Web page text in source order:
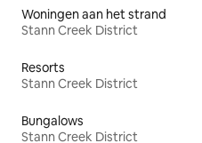
Woningen aan het strand
Stann Creek District
Resorts
Stann Creek District
Bungalows
Stann Creek District